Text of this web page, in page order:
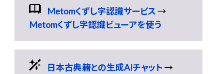
Metomくずし字認識サービス→
Metomくずし字認識ビューアを使う
日本古典籍との生成AIチャット→